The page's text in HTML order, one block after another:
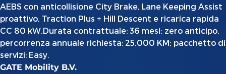
AEBS con anticollisione City Brake, Lane Keeping Assist
proattivo, Traction Plus + Hill Descent e ricarica rapida
CC 80 kW.Durata contrattuale: 36 mesi; zero anticipo,
percorrenza annuale richiesta: 25.000 KM; pacchetto di
servizi: Easy.
GATE Mobility B.V.